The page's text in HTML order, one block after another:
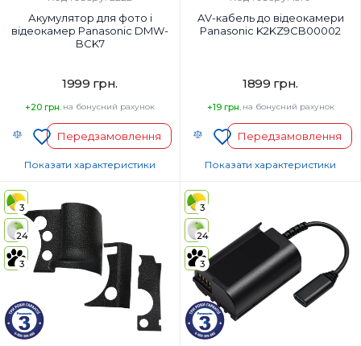
Акумулятор для фото і
відеокамер Panasonic DMW-
BCK7
1999 грн.
+20 грн. на бонусний рахунок
Передзамовлення
Код УКТ ЗЕД:
Країна-виробник товару:
Китай
Страна регистрации бренда:
Японія
Показати характеристики
AV-кабель до відеокамери
Panasonic K2KZ9CB00002
1899 грн.
+19 грн. на бонусний рахунок
Передзамовлення
Країна-виробник товару:
Китай
Страна регистрации бренда:
Японія
Показати характеристики
3
24
3
3
24
3